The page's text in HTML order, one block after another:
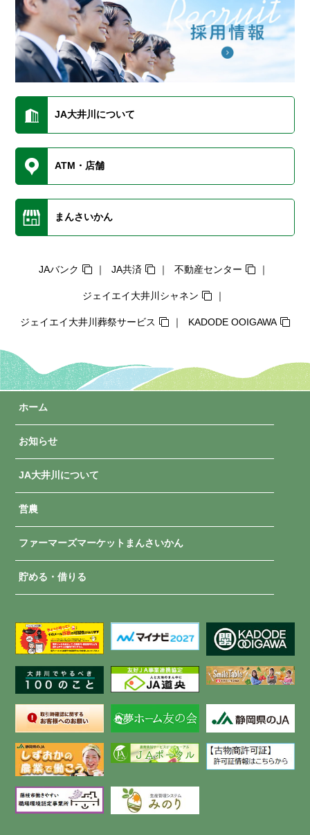
JA大井川について
ATM・店舗
まんさいかん
JAバンク JA共済 不動産センター
ジェイエイ大井川シャネン
ジェイエイ大井川葬祭サービス KADODE OOIGAWA
ホーム
お知らせ
JA大井川について
営農
ファーマーズマーケットまんさいかん
貯める・借りる